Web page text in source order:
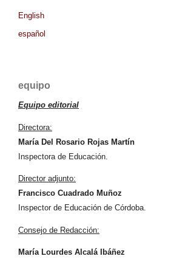
English
español
equipo
Equipo editorial
Directora:
María Del Rosario Rojas Martín
Inspectora de Educación.
Director adjunto:
Francisco Cuadrado Muñoz
Inspector de Educación de Córdoba.
Consejo de Redacción:
María Lourdes Alcalá Ibáñez